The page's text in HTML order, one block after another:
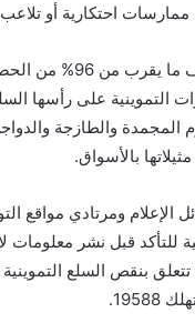
احتكارية أو تلاعب
التموينية على رأسها
المجمدة والطازجة
بالأسواق.
الإعلام ومرتادي مواقع
للتأكد قبل نشر معلومات
بنقص السلع